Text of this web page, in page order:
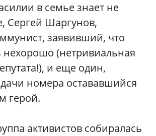
в семье знает не
Сергей Шаргунов,
заявивший, что
нехорошо (нетривиальная
и еще один,
номера остававшийся
герой.
активистов собиралась